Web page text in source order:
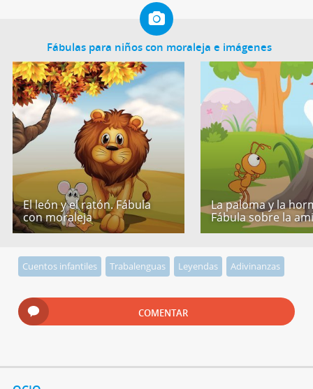
Fábulas para niños con moraleja e imágenes
El león y el ratón. Fábula
con moraleja
La paloma y la
Fábula sobre la
Cuentos infantiles Trabalenguas Leyendas Adivinanzas
COMENTAR